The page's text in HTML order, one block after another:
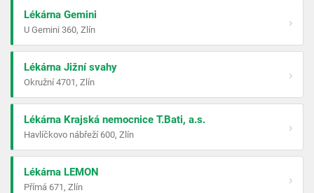
Lékárna Gemini
U Gemini 360, Zlín
›
Lékárna Jižní svahy
Okružní 4701, Zlín
›
Lékárna Krajská nemocnice T.Bati, a.s.
Havlíčkovo nábřeží 600, Zlín
›
Lékárna LEMON
Přímá 671, Zlín
›